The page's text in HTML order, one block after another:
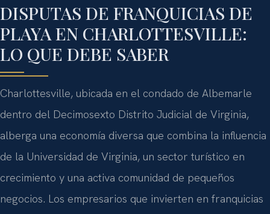
DISPUTAS DE FRANQUICIAS DE
PLAYA EN CHARLOTTESVILLE:
LO QUE DEBE SABER
Charlottesville, ubicada en el condado de Albemarle
dentro del Decimosexto Distrito Judicial de Virginia,
alberga una economía diversa que combina la influencia
de la Universidad de Virginia, un sector turístico en
crecimiento y una activa comunidad de pequeños
negocios. Los empresarios que invierten en franquicias